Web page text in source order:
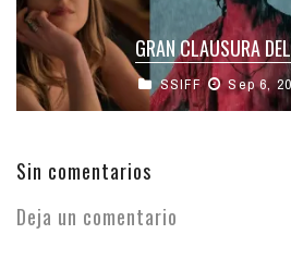
GRAN CLAUSURA
SSIFF Sep 6,
Sin comentarios
Deja un comentario